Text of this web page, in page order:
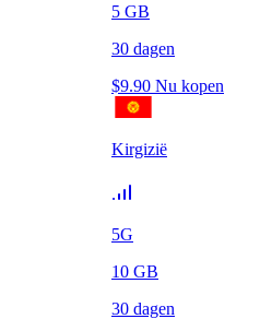
5 GB
30 dagen
$9.90 Nu kopen
Kirgizië
5G
10 GB
30 dagen